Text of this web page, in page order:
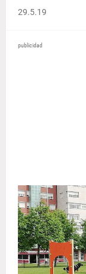
29.5.19
publicidad